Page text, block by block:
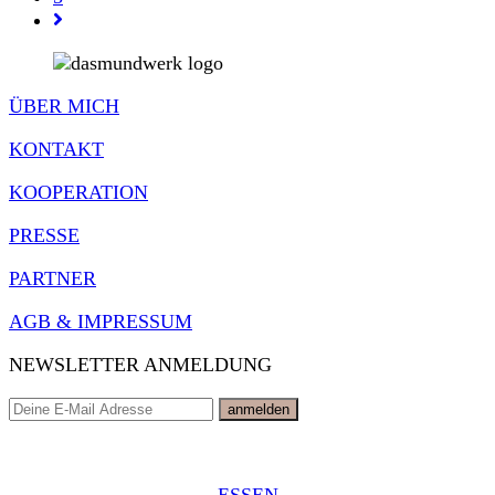
und
Mandelcreme
Gehe
nächsten
ÜBER MICH
KONTAKT
KOOPERATION
PRESSE
PARTNER
AGB & IMPRESSUM
NEWSLETTER ANMELDUNG